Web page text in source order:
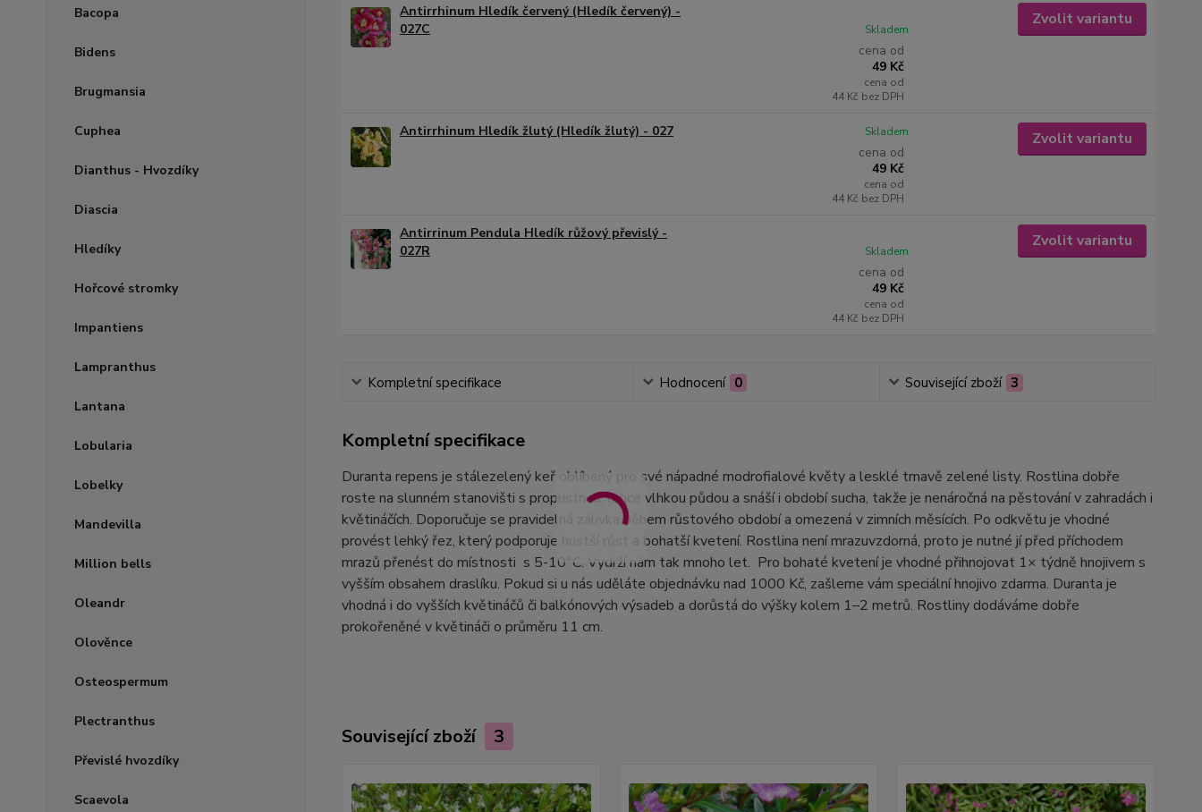
Bacopa
Bidens
Brugmansia
Cuphea
Dianthus - Hvozdíky
Diascia
Hledíky
Hořcové stromky
Impantiens
Lampranthus
Lantana
Lobularia
Lobelky
Mandevilla
Million bells
Oleandr
Olověnce
Osteospermum
Plectranthus
Převislé hvozdíky
Scaevola
Antirrhinum Hledík červený (Hledík červený) -
027C
cena od
49 Kč
cena od
44 Kč bez DPH
Skladem
Zvolit variantu
Antirrhinum Hledík žlutý (Hledík žlutý) - 027
cena od
49 Kč
cena od
44 Kč bez DPH
Skladem Zvolit variantu
Antirrinum Pendula Hledík růžový převislý -
027R
cena od
49 Kč
cena od
44 Kč bez DPH
Skladem
Zvolit variantu
Kompletní specifikace Hodnocení 0 Související zboží 3
Kompletní specifikace
Duranta repens je stálezelený keř oblíbený pro své nápadné modrofialové květy a lesklé tmavě zelené listy. Rostlina dobře
roste na slunném stanovišti s propustnou, lehce vlhkou půdou a snáší i období sucha, takže je nenáročná na pěstování v zahradách i
květináčích. Doporučuje se pravidelná zálivka během růstového období a omezená v zimních měsících. Po odkvětu je vhodné
provést lehký řez, který podporuje hustší růst a bohatší kvetení. Rostlina není mrazuvzdorná, proto je nutné jí před příchodem
mrazů přenést do místnosti s 5-10°C. Vydrží nám tak mnoho let. Pro bohaté kvetení je vhodné přihnojovat 1× týdně hnojivem s
vyšším obsahem draslíku. Pokud si u nás uděláte objednávku nad 1000 Kč, zašleme vám speciální hnojivo zdarma. Duranta je
vhodná i do vyšších květináčů či balkónových výsadeb a dorůstá do výšky kolem 1–2 metrů. Rostliny dodáváme dobře
prokořeněné v květináči o průměru 11 cm.
Související zboží 3